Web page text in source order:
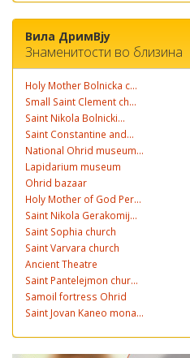
Вила ДримВју
Знаменитости во близина
Holy Mother Bolnicka c...
Small Saint Clement ch...
Saint Nikola Bolnicki...
Saint Constantine and...
National Ohrid museum...
Lapidarium museum
Ohrid bazaar
Holy Mother of God Per...
Saint Nikola Gerakomij...
Saint Sophia church
Saint Varvara church
Ancient Theatre
Saint Pantelejmon chur...
Samoil fortress Ohrid
Saint Jovan Kaneo mona...